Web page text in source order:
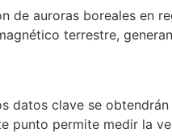
auroras boreales en
terrestre,
datos clave se
punto permite medir la